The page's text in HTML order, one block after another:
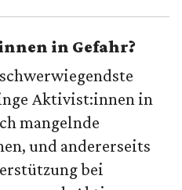
in Gefahr?
Aktivist:innen in
mangelnde
und andererseits
bei